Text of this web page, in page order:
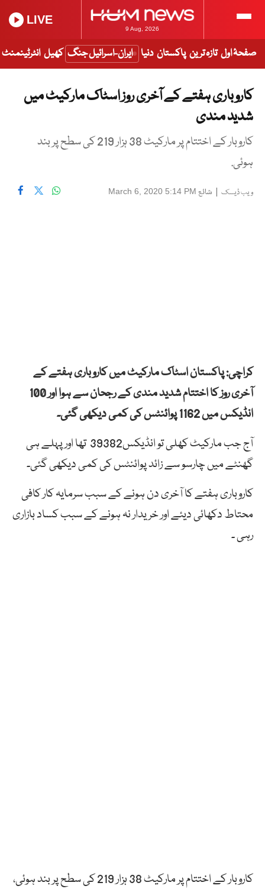
9 Aug, 2026
LIVE
صفحۂ اول تازہ ترین پاکستان دنیا ایران-اسرائیل جنگ کھیل انٹرٹینمنٹ
کاروباری ہفتے کے آخری روز اسٹاک مارکیٹ میں
شدید مندی
کاروبار کے اختتام پر مارکیٹ 38 ہزار 219 کی سطح پر بند
ہوئی.
ویب ڈیسک | شائع March 6, 2020 5:14 PM
کراچی: پاکستان اسٹاک مارکیٹ میں کاروباری ہفتے کے
آخری روز کا اختتام شدید مندی کے رجحان سے ہوا اور 100
انڈیکس میں 1162 پوائنٹس کی کمی دیکھی گئی۔
آج جب مارکیٹ کھلی تو انڈیکس39382 تھا اور پہلے ہی
گھنٹے میں چارسو سے زائد پوائنٹس کی کمی دیکھی گئی۔
کاروباری ہفتے کا آخری دن ہونے کے سبب سرمایہ کار کافی
محتاط دکھائی دیئے اور خریدار نہ ہونے کے سبب کساد بازاری
رہی ۔
کاروبار کے اختتام پر مارکیٹ 38 ہزار 219 کی سطح پر بند ہوئی،